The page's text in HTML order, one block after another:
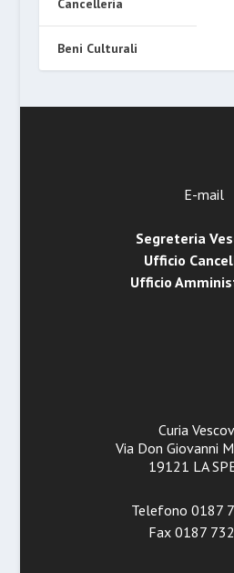
Cancelleria
Beni Culturali
E-mail
Segreteria
Ufficio
Ufficio
Curia
Via Don Giovanni
19121 LA
Telefono 0187
Fax 0187